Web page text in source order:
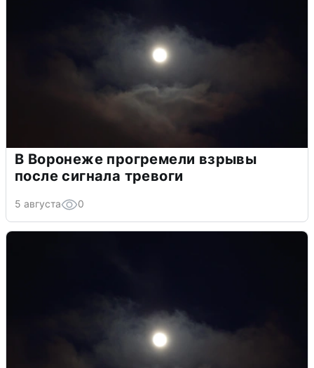
В Воронеже прогремели взрывы
после сигнала тревоги
5 августа 0